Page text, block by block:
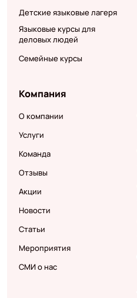
Детские языковые лагеря
Языковые курсы для
деловых людей
Семейные курсы
Компания
О компании
Услуги
Команда
Отзывы
Акции
Новости
Статьи
Мероприятия
СМИ о нас